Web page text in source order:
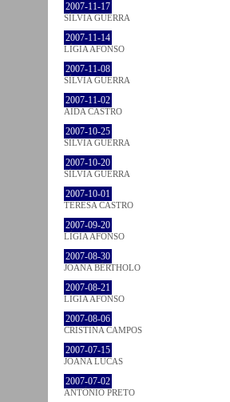
2007-11-17
SÍLVIA GUERRA
2007-11-14
LÍGIA AFONSO
2007-11-08
SÍLVIA GUERRA
2007-11-02
AIDA CASTRO
2007-10-25
SÍLVIA GUERRA
2007-10-20
SÍLVIA GUERRA
2007-10-01
TERESA CASTRO
2007-09-20
LÍGIA AFONSO
2007-08-30
JOANA BÉRTHOLO
2007-08-21
LÍGIA AFONSO
2007-08-06
CRISTINA CAMPOS
2007-07-15
JOANA LUCAS
2007-07-02
ANTÓNIO PRETO